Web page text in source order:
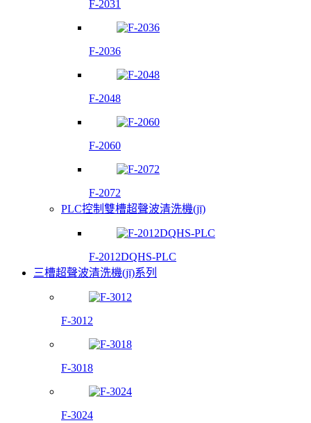
F-2031
F-2036
F-2048
F-2060
F-2072
PLC控制雙槽超聲波清洗機(jī)
F-2012DQHS-PLC
三槽超聲波清洗機(jī)系列
F-3012
F-3018
F-3024